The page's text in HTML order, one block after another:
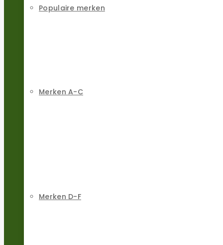
Populaire merken
Merken A-C
Merken D-F